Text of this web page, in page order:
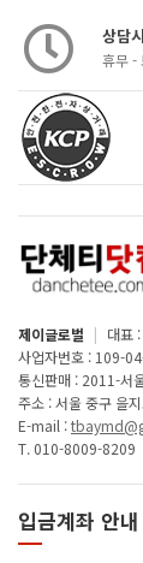
상담
휴무 -
제이글로벌 | 대표
사업자번호 : 109-
통신판매 : 2011-서
주소 : 서울 중구 을
E-mail :
T. 010-8009-8209
입금계좌 안내